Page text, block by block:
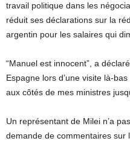
travail politique dans les
réduit ses déclarations sur la
argentin pour les salaires qui
“Manuel est innocent”, a
Espagne lors d’une visite là-
aux côtés de mes ministres
Un représentant de Milei n’a
demande de commentaires sur